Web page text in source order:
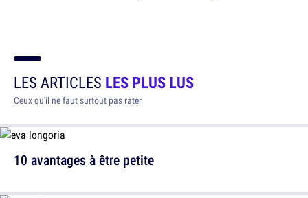
LES ARTICLES LES PLUS LUS
Ceux qu'il ne faut surtout pas rater
10 avantages à être petite